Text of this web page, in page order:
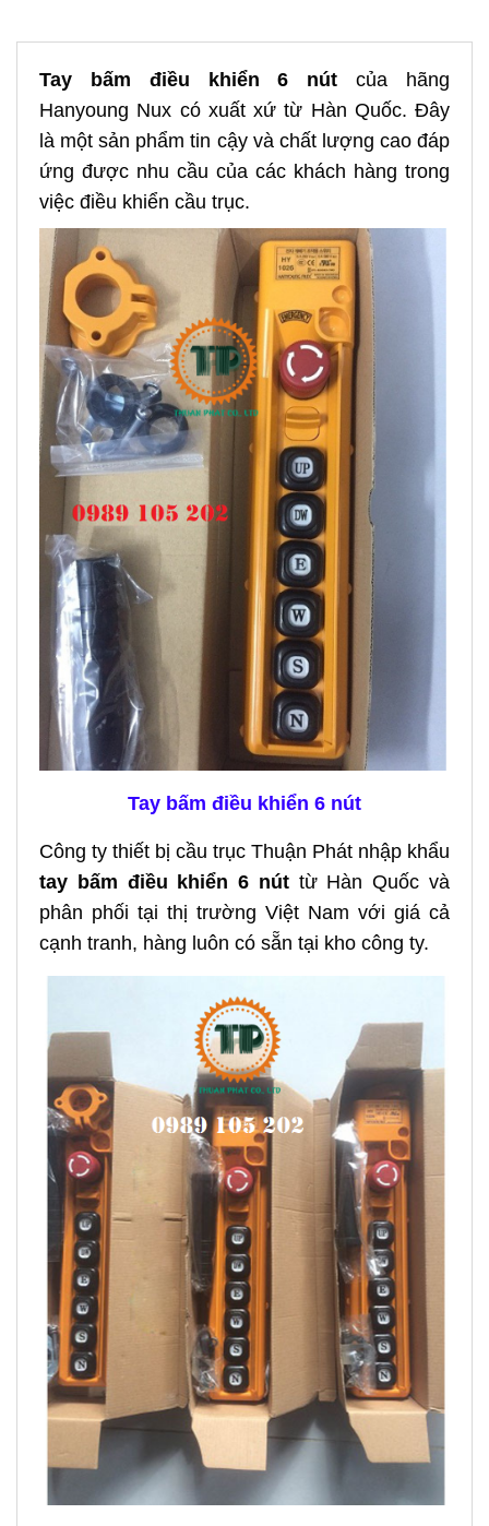
Tay bấm điều khiển 6 nút của hãng
Hanyoung Nux có xuất xứ từ Hàn Quốc. Đây
là một sản phẩm tin cậy và chất lượng cao đáp
ứng được nhu cầu của các khách hàng trong
việc điều khiển cầu trục.
Tay bấm điều khiển 6 nút
Công ty thiết bị cầu trục Thuận Phát nhập khẩu
tay bấm điều khiển 6 núttừ Hàn Quốc và
phân phối tại thị trường Việt Nam với giá cả
cạnh tranh, hàng luôn có sẵn tại kho công ty.